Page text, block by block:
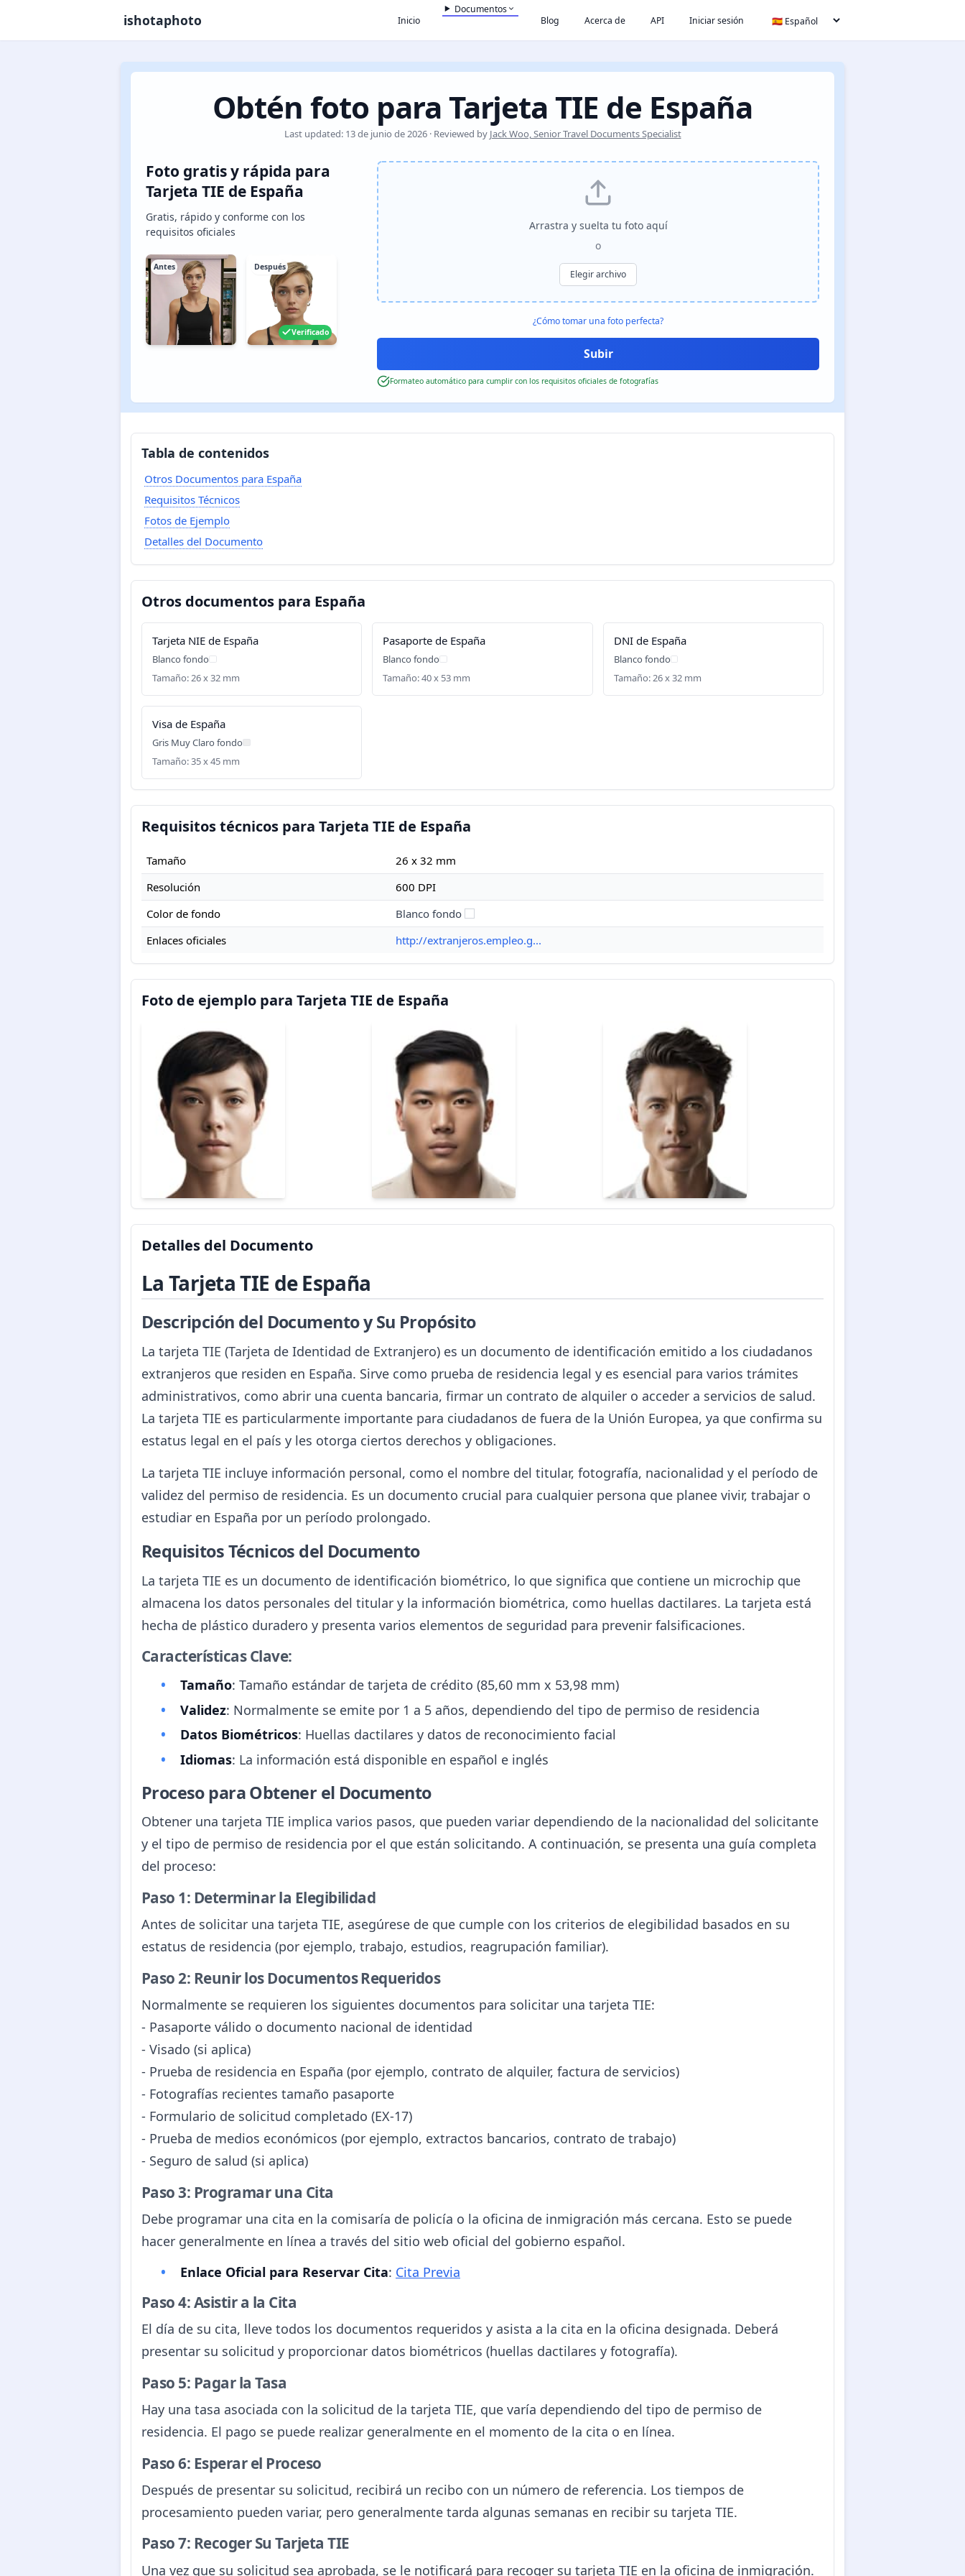
ishotaphoto Inicio
Documentos
Blog
Acerca de API Iniciar sesión
Obtén foto para Tarjeta TIE de España
Last updated: 13 de junio de 2026 · Reviewed by Jack Woo, Senior Travel Documents Specialist
Foto gratis y rápida para
Tarjeta TIE de España
Gratis, rápido y conforme con los
requisitos oficiales
Antes Después
Verificado
Arrastra y suelta tu foto aquí
o
Elegir archivo
¿Cómo tomar una foto perfecta?
Formateo automático para cumplir con los requisitos oficiales de fotografías
Tabla de contenidos
Otros Documentos para España
Requisitos Técnicos
Fotos de Ejemplo
Detalles del Documento
Otros documentos para España
Tarjeta NIE de España
Blanco fondo
Tamaño: 26 x 32 mm
Pasaporte de España
Blanco fondo
Tamaño: 40 x 53 mm
DNI de España
Blanco fondo
Tamaño: 26 x 32 mm
Visa de España
Gris Muy Claro fondo
Tamaño: 35 x 45 mm
Requisitos técnicos para Tarjeta TIE de España
Tamaño
26 x 32 mm
Resolución
600 DPI
Color de fondo
Blanco fondo
Enlaces oficiales
http://extranjeros.empleo.g...
Foto de ejemplo para Tarjeta TIE de España
Detalles del Documento
La Tarjeta TIE de España
Descripción del Documento y Su Propósito
La tarjeta TIE (Tarjeta de Identidad de Extranjero) es un documento de identificación emitido a los ciudadanos
extranjeros que residen en España. Sirve como prueba de residencia legal y es esencial para varios trámites
administrativos, como abrir una cuenta bancaria, firmar un contrato de alquiler o acceder a servicios de salud.
La tarjeta TIE es particularmente importante para ciudadanos de fuera de la Unión Europea, ya que confirma su
estatus legal en el país y les otorga ciertos derechos y obligaciones.
La tarjeta TIE incluye información personal, como el nombre del titular, fotografía, nacionalidad y el período de
validez del permiso de residencia. Es un documento crucial para cualquier persona que planee vivir, trabajar o
estudiar en España por un período prolongado.
Requisitos Técnicos del Documento
La tarjeta TIE es un documento de identificación biométrico, lo que significa que contiene un microchip que
almacena los datos personales del titular y la información biométrica, como huellas dactilares. La tarjeta está
hecha de plástico duradero y presenta varios elementos de seguridad para prevenir falsificaciones.
Características Clave:
Tamaño: Tamaño estándar de tarjeta de crédito (85,60 mm x 53,98 mm)
Validez: Normalmente se emite por 1 a 5 años, dependiendo del tipo de permiso de residencia
Datos Biométricos: Huellas dactilares y datos de reconocimiento facial
Idiomas: La información está disponible en español e inglés
Proceso para Obtener el Documento
Obtener una tarjeta TIE implica varios pasos, que pueden variar dependiendo de la nacionalidad del solicitante
y el tipo de permiso de residencia por el que están solicitando. A continuación, se presenta una guía completa
del proceso:
Paso 1: Determinar la Elegibilidad
Antes de solicitar una tarjeta TIE, asegúrese de que cumple con los criterios de elegibilidad basados en su
estatus de residencia (por ejemplo, trabajo, estudios, reagrupación familiar).
Paso 2: Reunir los Documentos Requeridos
Normalmente se requieren los siguientes documentos para solicitar una tarjeta TIE:
- Pasaporte válido o documento nacional de identidad
- Visado (si aplica)
- Prueba de residencia en España (por ejemplo, contrato de alquiler, factura de servicios)
- Fotografías recientes tamaño pasaporte
- Formulario de solicitud completado (EX-17)
- Prueba de medios económicos (por ejemplo, extractos bancarios, contrato de trabajo)
- Seguro de salud (si aplica)
Paso 3: Programar una Cita
Debe programar una cita en la comisaría de policía o la oficina de inmigración más cercana. Esto se puede
hacer generalmente en línea a través del sitio web oficial del gobierno español.
Enlace Oficial para Reservar Cita: Cita Previa
Paso 4: Asistir a la Cita
El día de su cita, lleve todos los documentos requeridos y asista a la cita en la oficina designada. Deberá
presentar su solicitud y proporcionar datos biométricos (huellas dactilares y fotografía).
Paso 5: Pagar la Tasa
Hay una tasa asociada con la solicitud de la tarjeta TIE, que varía dependiendo del tipo de permiso de
residencia. El pago se puede realizar generalmente en el momento de la cita o en línea.
Paso 6: Esperar el Proceso
Después de presentar su solicitud, recibirá un recibo con un número de referencia. Los tiempos de
procesamiento pueden variar, pero generalmente tarda algunas semanas en recibir su tarjeta TIE.
Paso 7: Recoger Su Tarjeta TIE
Una vez que su solicitud sea aprobada, se le notificará para recoger su tarjeta TIE en la oficina de inmigración.